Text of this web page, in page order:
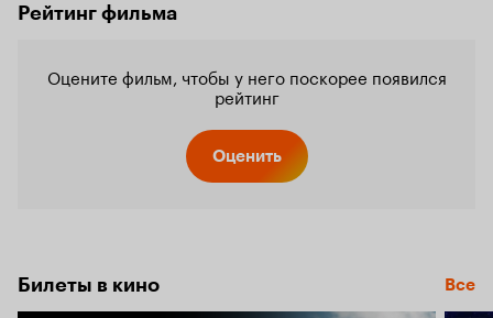
Рейтинг фильма
Оцените фильм, чтобы у него поскорее появился
рейтинг
Оценить
Билеты в кино Все